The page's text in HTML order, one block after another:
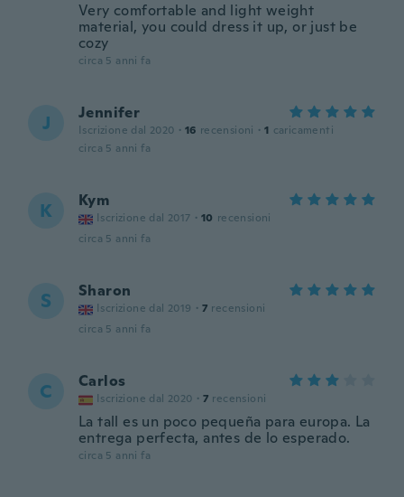
Very comfortable and light weight
material, you could dress it up, or just be
cozy
circa 5 anni fa
J Jennifer
Iscrizione dal 2020 · 16 recensioni · 1 caricamenti
circa 5 anni fa
K Kym
Iscrizione dal 2017 · 10 recensioni
circa 5 anni fa
S Sharon
Iscrizione dal 2019 · 7 recensioni
circa 5 anni fa
C Carlos
Iscrizione dal 2020 · 7 recensioni
La tall es un poco pequeña para europa. La
entrega perfecta, antes de lo esperado.
circa 5 anni fa